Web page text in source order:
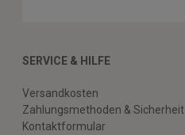
SERVICE & HILFE
Versandkosten
Zahlungsmethoden & Sicherheit
Kontaktformular